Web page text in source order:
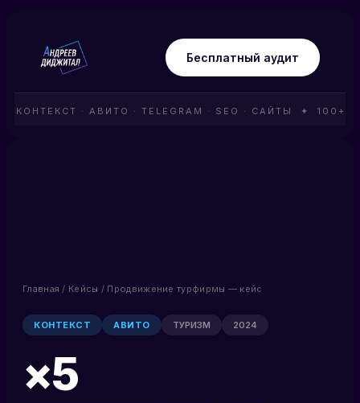
Бесплатный аудит
· АВИТО · TELEGRAM · SEO · САЙТЫ ✦
Главная / Кейсы / Продвижение турфирмы — кейс
КОНТЕКСТ АВИТО ТУРИЗМ 2024
×5